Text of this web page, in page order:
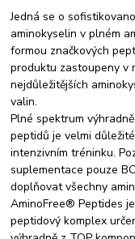
Jedná se o
aminokyselin v plném
formou značkových
produktu zastoupeny v
nejdůležitějších
valin.
Plné spektrum
peptidů je velmi
intenzivním tréninku.
suplementace pouze
doplňovat všechny
AminoFree® Peptides
peptidový komplex